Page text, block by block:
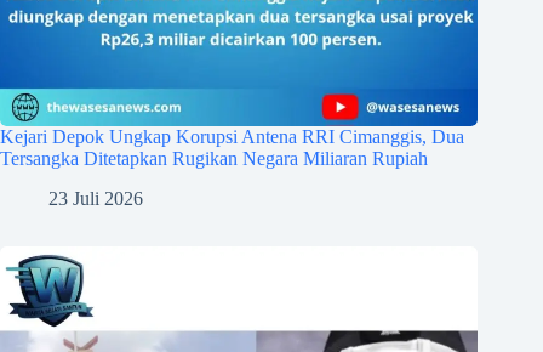
Kejari Depok Ungkap Korupsi Antena RRI Cimanggis, Dua
Tersangka Ditetapkan Rugikan Negara Miliaran Rupiah
23 Juli 2026